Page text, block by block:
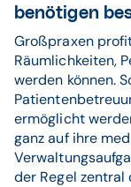
benötigen
Großpraxen
Räumlichkeiten,
werden können.
ermöglicht
ganz auf ihre
der Regel